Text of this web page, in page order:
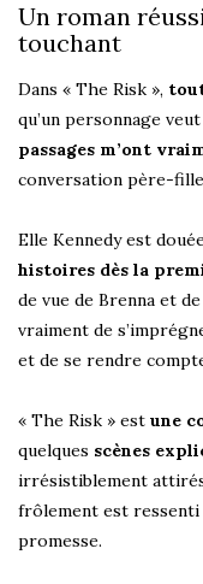
Un roman
touchant
Dans « The Risk »,
qu’un personnage veut
passages m’ont
conversation père-
Elle Kennedy est
histoires dès la
de vue de Brenna et
vraiment de
et de se rendre
« The Risk » est une
quelques scènes
irrésistiblement attirés
frôlement est ressenti
promesse.